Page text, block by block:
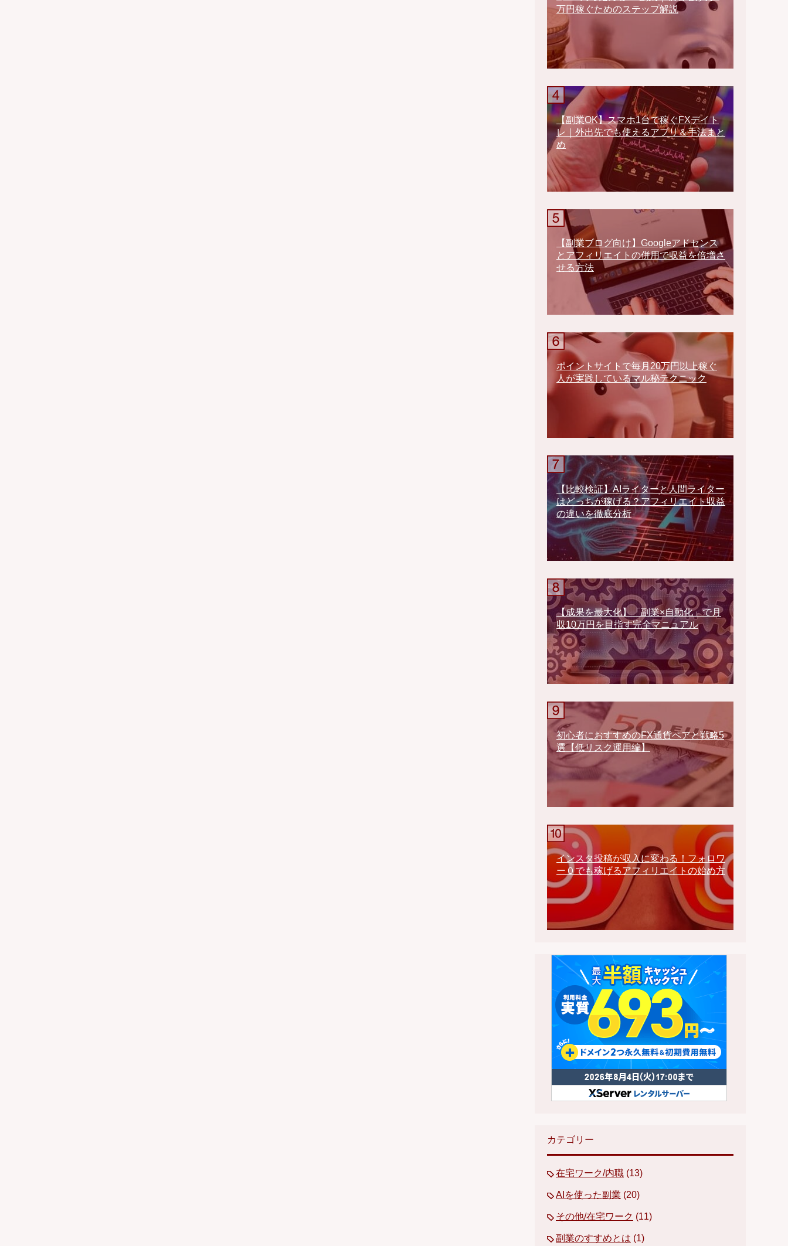
万円稼ぐためのステップ解説
【副業OK】スマホ1台で稼ぐFXデイト
レ｜外出先でも使えるアプリ＆手法まと
め
【副業ブログ向け】Googleアドセンス
とアフィリエイトの併用で収益を倍増さ
せる方法
ポイントサイトで毎月20万円以上稼ぐ
人が実践しているマル秘テクニック
【比較検証】AIライターと人間ライター
はどっちが稼げる？アフィリエイト収益
の違いを徹底分析
【成果を最大化】「副業×自動化」で月
収10万円を目指す完全マニュアル
初心者におすすめのFX通貨ペアと戦略5
選【低リスク運用編】
インスタ投稿が収入に変わる！フォロワ
ー０でも稼げるアフィリエイトの始め方
カテゴリー
在宅ワーク/内職 (13)
AIを使った副業 (20)
その他/在宅ワーク (11)
副業のすすめとは (1)